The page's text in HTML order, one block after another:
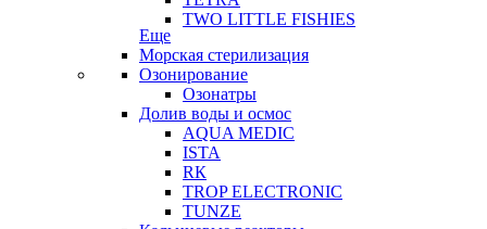
TWO LITTLE FISHIES
Еще
Морская стерилизация
Озонирование
Озонатры
Долив воды и осмос
AQUA MEDIC
ISTA
RК
TROP ELECTRONIC
TUNZE